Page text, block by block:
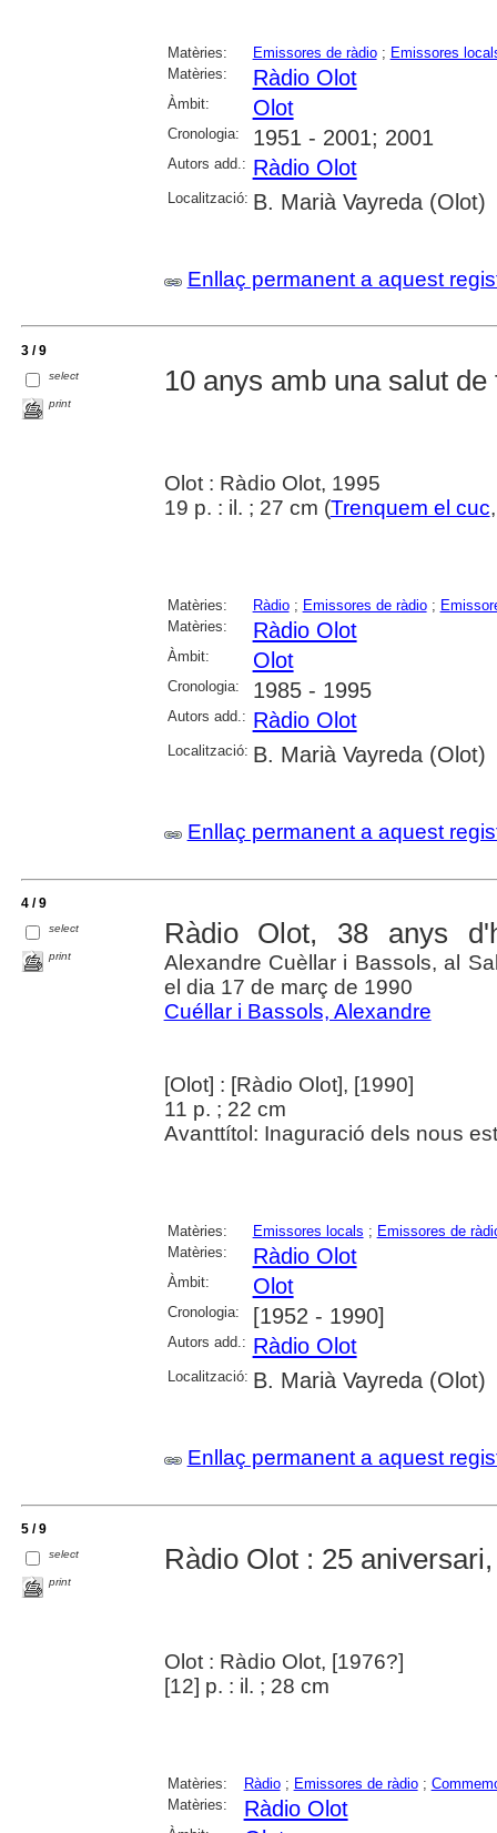
Matèries: Emissores de ràdio; Emissores
Matèries:
Ràdio Olot
Àmbit: Olot
Cronologia: 1951 - 2001; 2001
Autors add.: Ràdio Olot
Localització: B. Marià Vayreda (Olot)
Enllaç permanent a aquest
3 / 9
select
print
10 anys amb una salut
Olot : Ràdio Olot, 1995
19 p. : il. ; 27 cm (Trenquem el cuc
Matèries: Ràdio; Emissores de ràdio;
Matèries:
Ràdio Olot
Àmbit: Olot
Cronologia: 1985 - 1995
Autors add.: Ràdio Olot
Localització: B. Marià Vayreda (Olot)
Enllaç permanent a aquest
4 / 9
select
print
Ràdio Olot, 38 anys
Alexandre Cuèllar i Bassols, al
el dia 17 de març de 1990
Cuéllar i Bassols, Alexandre
[Olot] : [Ràdio Olot], [1990]
11 p. ; 22 cm
Avanttítol: Inaguració dels nous
Matèries: Emissores locals ; Emissores de
Matèries:
Ràdio Olot
Àmbit: Olot
Cronologia: [1952 - 1990]
Autors add.: Ràdio Olot
Localització: B. Marià Vayreda (Olot)
Enllaç permanent a aquest
5 / 9
select
print
Ràdio Olot : 25
Olot : Ràdio Olot, [1976?]
[12] p. : il. ; 28 cm
Matèries: Ràdio; Emissores de ràdio;
Matèries:
Ràdio Olot